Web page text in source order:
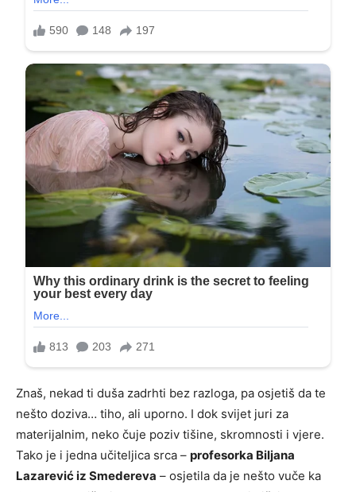
Znaš, nekad ti duša zadrhti bez razloga, pa osjetiš da te
nešto doziva… tiho, ali uporno. I dok svijet juri za
materijalnim, neko čuje poziv tišine, skromnosti i vjere.
Tako je i jedna učiteljica srca – profesorka Biljana
Lazarević iz Smedereva – osjetila da je nešto vuče ka